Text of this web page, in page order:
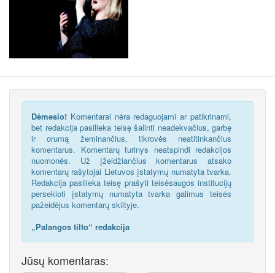
Dėmesio! Komentarai nėra redaguojami ar patikrinami,
bet redakcija pasilieka teisę šalinti neadekvačius, garbę
ir orumą žeminančius, tikrovės neatitinkančius
komentarus. Komentarų turinys neatspindi redakcijos
nuomonės. Už įžeidžiančius komentarus atsako
komentarų rašytojai Lietuvos įstatymų numatyta tvarka.
Redakcija pasilieka teisę prašyti teisėsaugos institucijų
persekioti įstatymų numatyta tvarka galimus teisės
pažeidėjus komentarų skiltyje.
„Palangos tilto“ redakcija
Jūsų komentaras: